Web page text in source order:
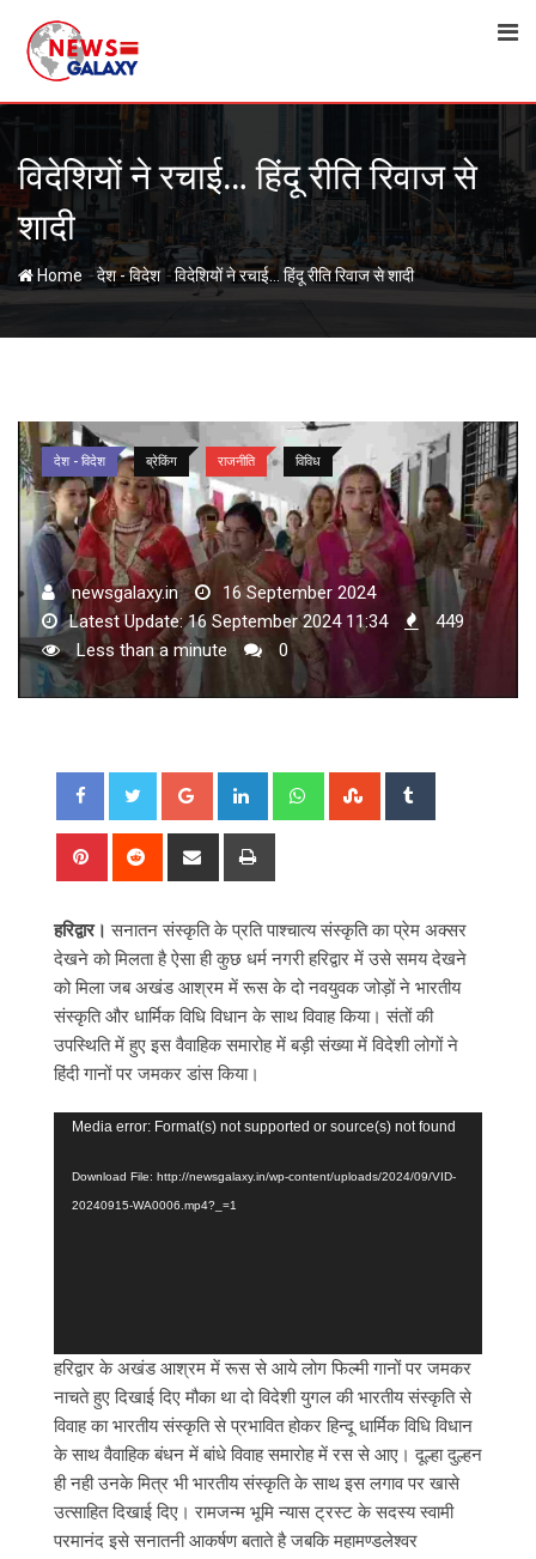
content
विदेशियों ने रचाई… हिंदू रीति रिवाज से
शादी
Home -देश - विदेश-विदेशियों ने रचाई… हिंदू रीति रिवाज से शादी
देश - विदेश ब्रेकिंग राजनीति विविध
newsgalaxy.in
16 September 2024
Latest Update: 16 September 2024 11:34
449
Less than a minute
0
Google+ LinkedIn WhatsappStumbleUpon
Pinterest Reddit
Share
हरिद्वार। सनातन संस्कृति के प्रति पाश्चात्य संस्कृति का प्रेम अक्सर
देखने को मिलता है ऐसा ही कुछ धर्म नगरी हरिद्वार में उसे समय देखने
को मिला जब अखंड आश्रम में रूस के दो नवयुवक जोड़ों ने भारतीय
संस्कृति और धार्मिक विधि विधान के साथ विवाह किया। संतों की
उपस्थिति में हुए इस वैवाहिक समारोह में बड़ी संख्या में विदेशी लोगों ने
हिंदी गानों पर जमकर डांस किया।
Video
Media error: Format(s) not supported or source(s) not found
Download File: http://newsgalaxy.in/wp-content/uploads/2024/09/VID-
20240915-WA0006.mp4?_=1
हरिद्वार के अखंड आश्रम में रूस से आये लोग फिल्मी गानों पर जमकर
नाचते हुए दिखाई दिए मौका था दो विदेशी युगल की भारतीय संस्कृति से
विवाह का भारतीय संस्कृति से प्रभावित होकर हिन्दू धार्मिक विधि विधान
के साथ वैवाहिक बंधन में बांधे विवाह समारोह में रस से आए। दूल्हा दुल्हन
ही नही उनके मित्र भी भारतीय संस्कृति के साथ इस लगाव पर खासे
उत्साहित दिखाई दिए। रामजन्म भूमि न्यास ट्रस्ट के सदस्य स्वामी
परमानंद इसे सनातनी आकर्षण बताते है जबकि महामण्डलेश्वर